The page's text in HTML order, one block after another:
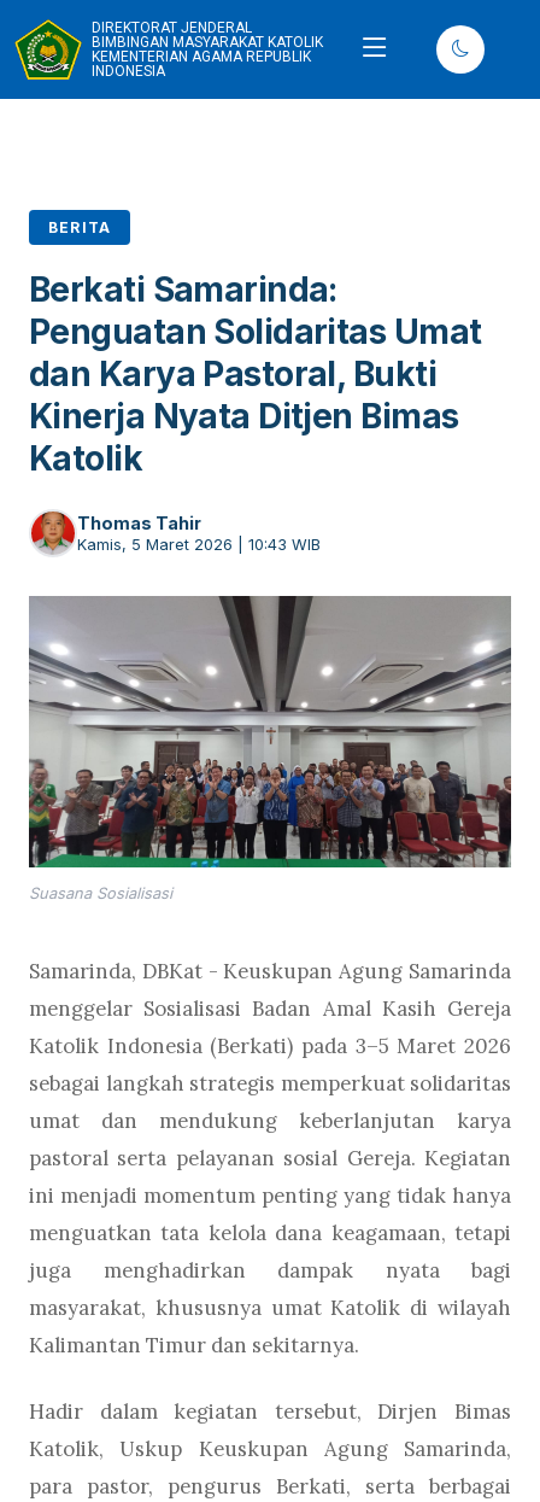
DIREKTORAT JENDERAL
BIMBINGAN MASYARAKAT KATOLIK
KEMENTERIAN AGAMA REPUBLIK
INDONESIA
BERITA
Berkati Samarinda:
Penguatan Solidaritas Umat
dan Karya Pastoral, Bukti
Kinerja Nyata Ditjen Bimas
Katolik
Thomas Tahir
Kamis, 5 Maret 2026 | 10:43 WIB
Suasana Sosialisasi
Samarinda, DBKat - Keuskupan Agung Samarinda
menggelar Sosialisasi Badan Amal Kasih Gereja
Katolik Indonesia (Berkati) pada 3–5 Maret 2026
sebagai langkah strategis memperkuat solidaritas
umat dan mendukung keberlanjutan karya
pastoral serta pelayanan sosial Gereja. Kegiatan
ini menjadi momentum penting yang tidak hanya
menguatkan tata kelola dana keagamaan, tetapi
juga menghadirkan dampak nyata bagi
masyarakat, khususnya umat Katolik di wilayah
Kalimantan Timur dan sekitarnya.
Hadir dalam kegiatan tersebut, Dirjen Bimas
Katolik, Uskup Keuskupan Agung Samarinda,
para pastor, pengurus Berkati, serta berbagai